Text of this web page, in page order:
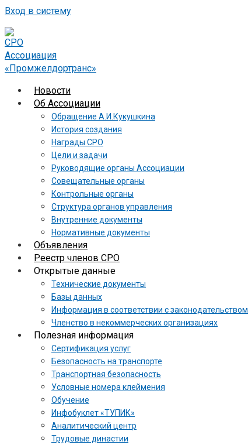
Вход в систему
Новости
Об Ассоциации
Обращение А.И.Кукушкина
История создания
Награды СРО
Цели и задачи
Руководящие органы Ассоциации
Совещательные органы
Контрольные органы
Структура органов управления
Внутренние документы
Нормативные документы
Объявления
Реестр членов СРО
Открытые данные
Технические документы
Базы данных
Информация в соответствии с законодательством
Членство в некоммерческих организациях
Полезная информация
Сертификация услуг
Безопасность на транспорте
Транспортная безопасность
Условные номера клеймения
Обучение
Инфобуклет «ТУПИК»
Аналитический центр
Трудовые династии